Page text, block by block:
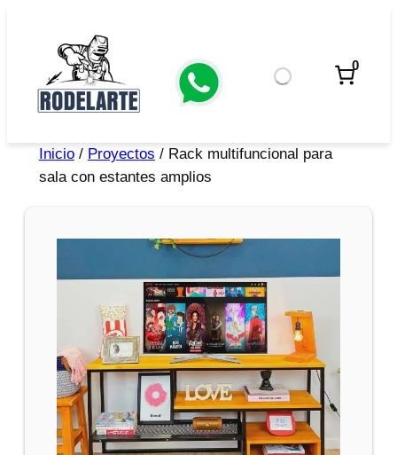
0
Inicio/ Proyectos / Rack multifuncional para
sala con estantes amplios